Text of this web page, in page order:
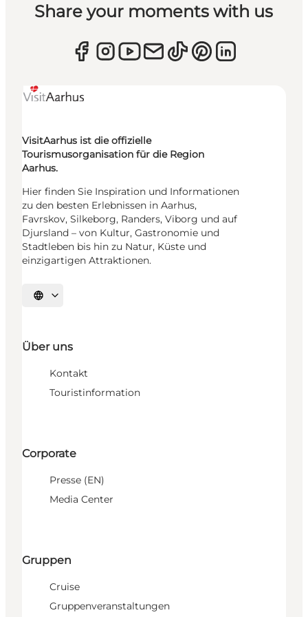
Share your moments with us
VisitAarhus ist die offizielle
Tourismusorganisation für die Region
Aarhus.
Hier finden Sie Inspiration und Informationen
zu den besten Erlebnissen in Aarhus,
Favrskov, Silkeborg, Randers, Viborg und auf
Djursland – von Kultur, Gastronomie und
Stadtleben bis hin zu Natur, Küste und
einzigartigen Attraktionen.
Sprache auswählen
Über uns
Kontakt
Touristinformation
Corporate
Presse (EN)
Media Center
Gruppen
Cruise
Gruppenveranstaltungen